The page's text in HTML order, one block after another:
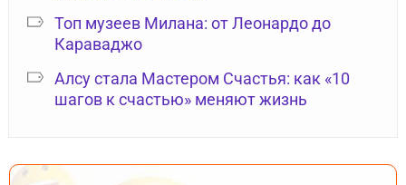
Топ музеев Милана: от Леонардо до
Караваджо
Алсу стала Мастером Счастья: как «10
шагов к счастью» меняют жизнь